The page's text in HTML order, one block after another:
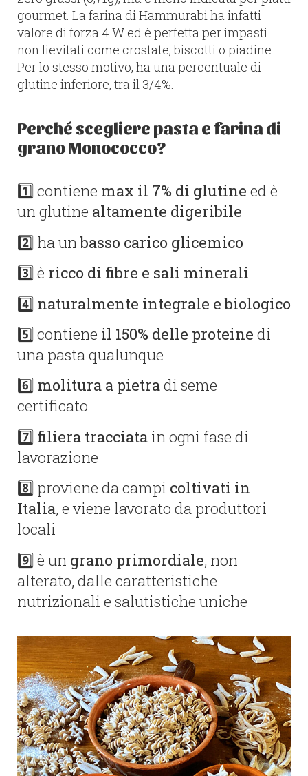
gourmet. La farina di Hammurabi ha infatti
valore di forza 4 W ed è perfetta per impasti
non lievitati come crostate, biscotti o piadine.
Per lo stesso motivo, ha una percentuale di
glutine inferiore, tra il 3/4%.
Perché scegliere pasta e farina di
grano Monococco?
1️⃣ contiene max il 7% di glutine ed è
un glutine altamente digeribile
2️⃣ ha unbasso carico glicemico
3️⃣ è ricco di fibre e sali minerali
4️⃣ naturalmente integrale e biologico
5️⃣ contiene il 150% delle proteine di
una pasta qualunque
6️⃣ molitura a pietradi seme
certificato
7️⃣ filiera tracciata in ogni fase di
lavorazione
8️⃣ proviene da campi coltivati in
Italia, e viene lavorato da produttori
locali
9️⃣ è un grano primordiale, non
alterato, dalle caratteristiche
nutrizionali e salutistiche uniche